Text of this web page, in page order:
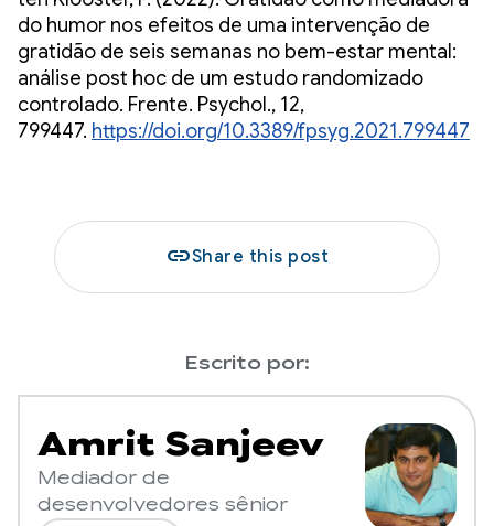
do humor nos efeitos de uma intervenção de
gratidão de seis semanas no bem-estar mental:
análise post hoc de um estudo randomizado
controlado. Frente. Psychol., 12,
799447. https://doi.org/10.3389/fpsyg.2021.799447
linkShare this post
Escrito por:
Amrit Sanjeev
Mediador de
desenvolvedores sênior